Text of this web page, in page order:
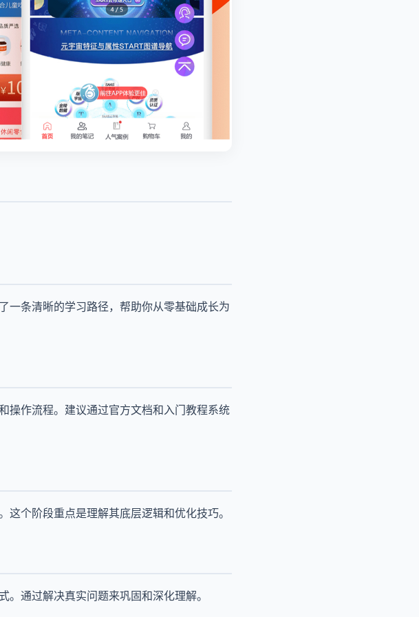
一条清晰的学习路径，帮助你从零基础成长为
操作流程。建议通过官方文档和入门教程系统
个阶段重点是理解其底层逻辑和优化技巧。
通过解决真实问题来巩固和深化理解。